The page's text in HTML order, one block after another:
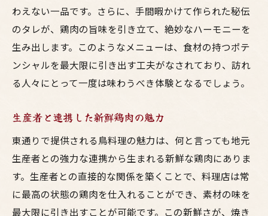
わえない一品です。さらに、手間暇かけて作られた秘伝
のタレが、鶏肉の旨味を引き立て、絶妙なハーモニーを
生み出します。このようなメニューは、食材の持つポテ
ンシャルを最大限に引き出す工夫がなされており、訪れ
る人々にとって一度は味わうべき体験となるでしょう。
生産者と連携した新鮮鶏肉の魅力
東通りで提供される鳥料理の魅力は、何と言っても地元
生産者との強力な連携から生まれる新鮮な鶏肉にありま
す。生産者との直接的な関係を築くことで、料理店は常
に最高の状態の鶏肉を仕入れることができ、素材の味を
最大限に引き出すことが可能です。この新鮮さが、焼き